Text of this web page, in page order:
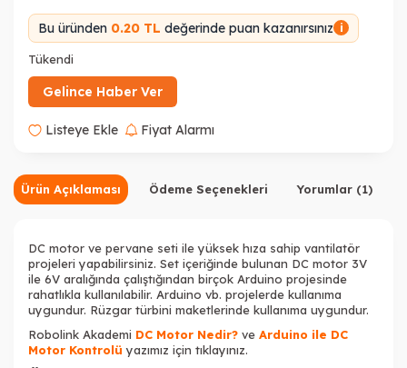
Bu üründen 0.20 TL değerinde puan kazanırsınız i
Tükendi
Gelince Haber Ver
Listeye Ekle Fiyat Alarmı
Ürün Açıklaması Ödeme Seçenekleri Yorumlar (1)
DC motor ve pervane seti ile yüksek hıza sahip vantilatör
projeleri yapabilirsiniz. Set içeriğinde bulunan DC motor 3V
ile 6V aralığında çalıştığından birçok Arduino projesinde
rahatlıkla kullanılabilir. Arduino vb. projelerde kullanıma
uygundur. Rüzgar türbini maketlerinde kullanıma uygundur.
Robolink Akademi DC Motor Nedir? ve Arduino ile DC
Motor Kontrolü yazımız için tıklayınız.